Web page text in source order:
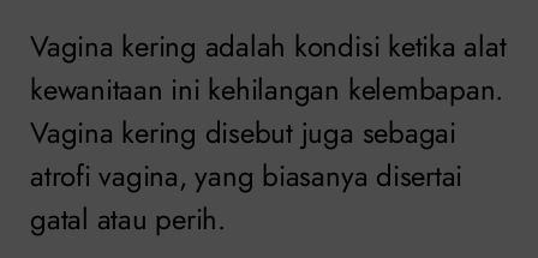
Vagina kering adalah kondisi ketika alat
kewanitaan ini kehilangan kelembapan.
Vagina kering disebut juga sebagai
atrofi vagina, yang biasanya disertai
gatal atau perih.